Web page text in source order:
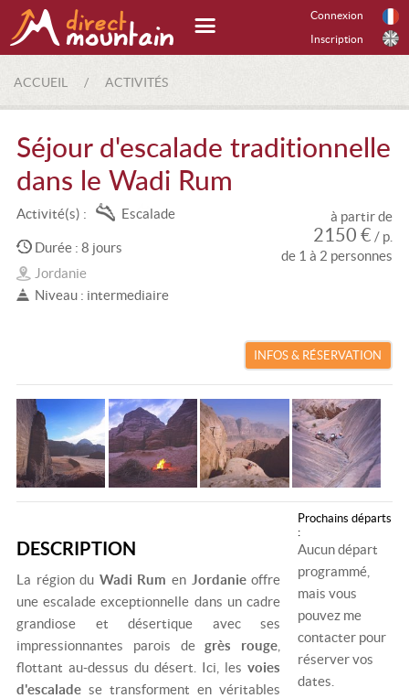
Connexion
Inscription
ACCUEIL / ACTIVITÉS
Séjour d'escalade traditionnelle
dans le Wadi Rum
Activité(s) : Escalade
Durée : 8 jours
Jordanie
Niveau : intermediaire
à partir de
2150 € / p.
de 1 à 2 personnes
INFOS & RÉSERVATION
DESCRIPTION
La région du Wadi Rum en Jordanieoffre
une escalade exceptionnelle dans un cadre
grandiose et désertique avec ses
impressionnantes parois degrès rouge
flottant au-dessus du désert. Ici, lesvoies
d'escaladese transforment en véritables
Prochains départs
:
Aucun départ
programmé,
mais vous
pouvez me
contacter pour
réserver vos
dates.